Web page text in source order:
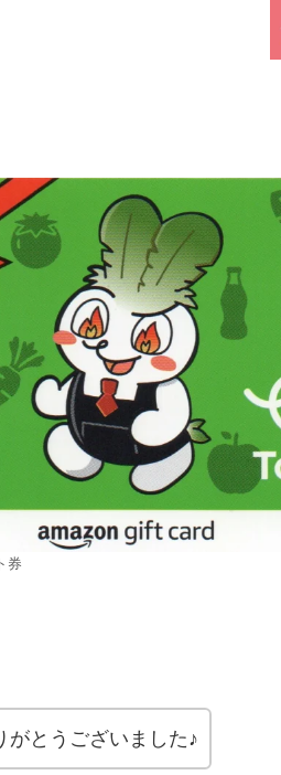
券
がとうございました♪